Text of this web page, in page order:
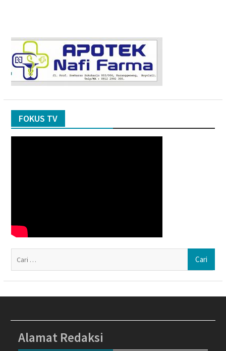
FOKUS TV
Alamat Redaksi